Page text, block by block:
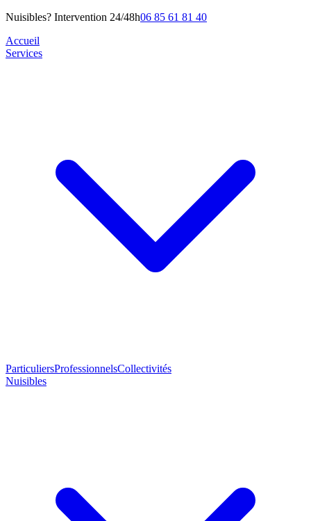
Nuisibles? Intervention 24/48h06 85 61 81 40
Accueil
Services
ParticuliersProfessionnelsCollectivités
Nuisibles